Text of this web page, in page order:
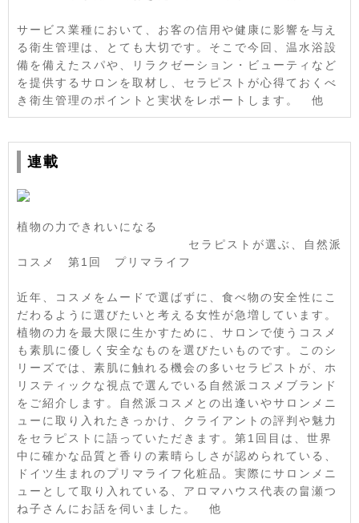
サービス業種において、お客の信用や健康に影響を与え
る衛生管理は、とても大切です。そこで今回、温水浴設
備を備えたスパや、リラクゼーション・ビューティなど
を提供するサロンを取材し、セラピストが心得ておくべ
き衛生管理のポイントと実状をレポートします。 他
連載
植物の力できれいになる
セラピストが選ぶ、自然派
コスメ 第1回 プリマライフ
近年、コスメをムードで選ばずに、食べ物の安全性にこ
だわるように選びたいと考える女性が急増しています。
植物の力を最大限に生かすために、サロンで使うコスメ
も素肌に優しく安全なものを選びたいものです。このシ
リーズでは、素肌に触れる機会の多いセラピストが、ホ
リスティックな視点で選んでいる自然派コスメブランド
をご紹介します。自然派コスメとの出逢いやサロンメニ
ューに取り入れたきっかけ、クライアントの評判や魅力
をセラピストに語っていただきます。第1回目は、世界
中に確かな品質と香りの素晴らしさが認められている、
ドイツ生まれのプリマライフ化粧品。実際にサロンメニ
ューとして取り入れている、アロマハウス代表の畠瀬つ
ね子さんにお話を伺いました。 他